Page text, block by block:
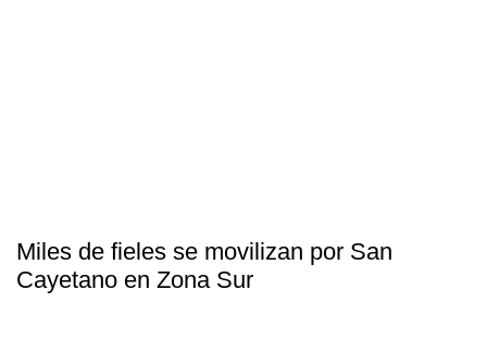
Miles de fieles se movilizan por San
Cayetano en Zona Sur